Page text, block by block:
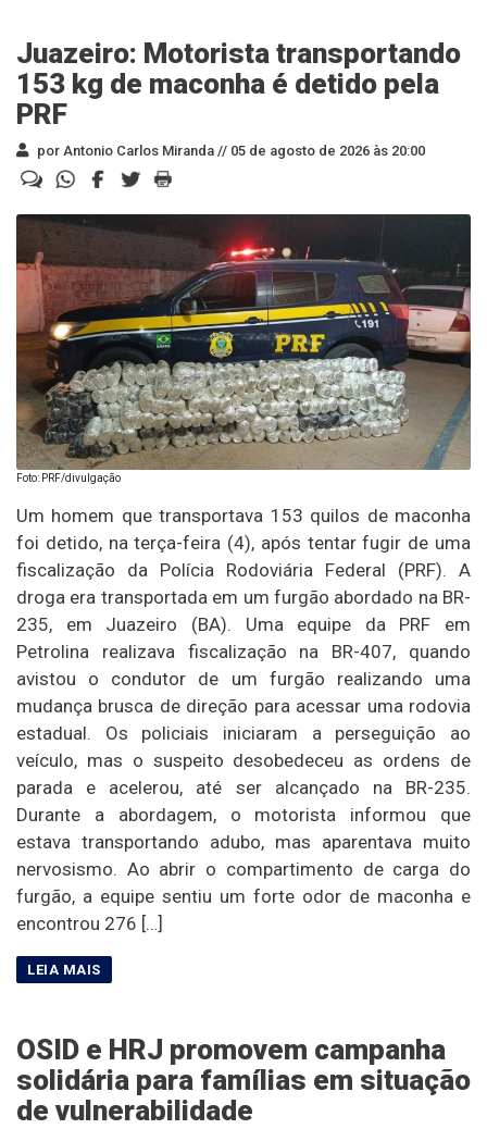
Juazeiro: Motorista transportando
153 kg de maconha é detido pela
PRF
por Antonio Carlos Miranda // 05 de agosto de 2026 às 20:00
Foto: PRF/divulgação
Um homem que transportava 153 quilos de maconha
foi detido, na terça-feira (4), após tentar fugir de uma
fiscalização da Polícia Rodoviária Federal (PRF). A
droga era transportada em um furgão abordado na BR-
235, em Juazeiro (BA). Uma equipe da PRF em
Petrolina realizava fiscalização na BR-407, quando
avistou o condutor de um furgão realizando uma
mudança brusca de direção para acessar uma rodovia
estadual. Os policiais iniciaram a perseguição ao
veículo, mas o suspeito desobedeceu as ordens de
parada e acelerou, até ser alcançado na BR-235.
Durante a abordagem, o motorista informou que
estava transportando adubo, mas aparentava muito
nervosismo. Ao abrir o compartimento de carga do
furgão, a equipe sentiu um forte odor de maconha e
encontrou 276 […]
OSID e HRJ promovem campanha
solidária para famílias em situação
de vulnerabilidade